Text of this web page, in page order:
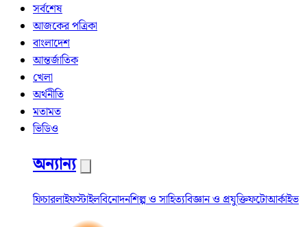
সর্বশেষ
আজকের পত্রিকা
বাংলাদেশ
আন্তর্জাতিক
খেলা
অর্থনীতি
মতামত
ভিডিও
অন্যান্য
ফিচারলাইফস্টাইলবিনোদনশিল্প ও সাহিত্যবিজ্ঞান ও প্রযুক্তিফটোআর্কাইভ